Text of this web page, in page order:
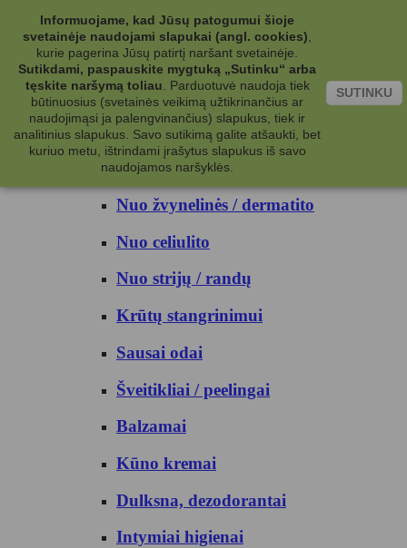
Kategorijos
Kosmetika
Kūno priežiūrai
Nuo prakaito
Kūno prausikliai
Nuo žvynelinės / dermatito
Nuo celiulito
Nuo strijų / randų
Krūtų stangrinimui
Sausai odai
Šveitikliai / peelingai
Balzamai
Kūno kremai
Dulksna, dezodorantai
Intymiai higienai
Informuojame, kad Jūsų patogumui šioje
svetainėje naudojami slapukai (angl. cookies)
kurie pagerina Jūsų patirtį naršant svetainėje.
Sutikdami, paspauskite mygtuką „Sutinku“ arba
tęskite naršymą toliau
Parduotuvė naudoja tiek
būtinuosius (svetainės veikimą užtikrinančius ar
naudojimąsi ja palengvinančius) slapukus, tiek ir
analitinius slapukus. Savo sutikimą galite atšaukti, bet
kuriuo metu, ištrindami įrašytus slapukus iš savo
naudojamos naršyklės.
SUTINKU